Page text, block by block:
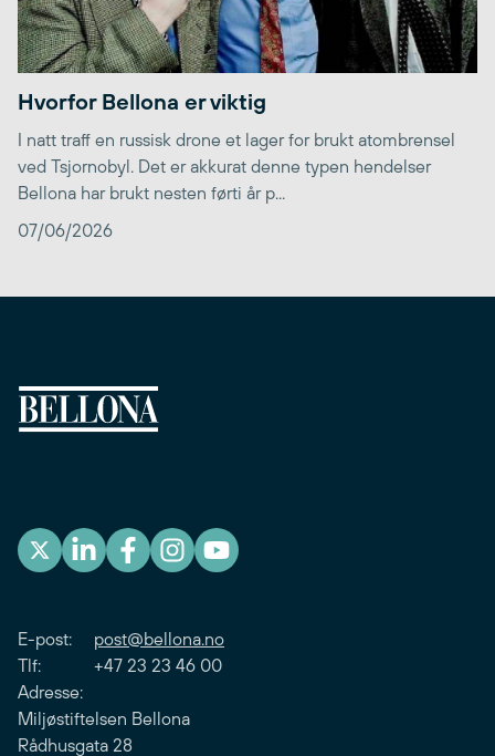
Hvorfor Bellona er viktig
I natt traff en russisk drone et lager for brukt atombrensel
ved Tsjornobyl. Det er akkurat denne typen hendelser
Bellona har brukt nesten førti år p...
07/06/2026
E-post: post@bellona.no
Tlf: +47 23 23 46 00
Adresse:
Miljøstiftelsen Bellona
Rådhusgata 28